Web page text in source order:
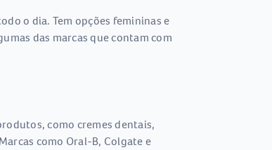
o dia. Tem opções femininas e
das marcas que contam com
como cremes dentais,
como Oral-B, Colgate e